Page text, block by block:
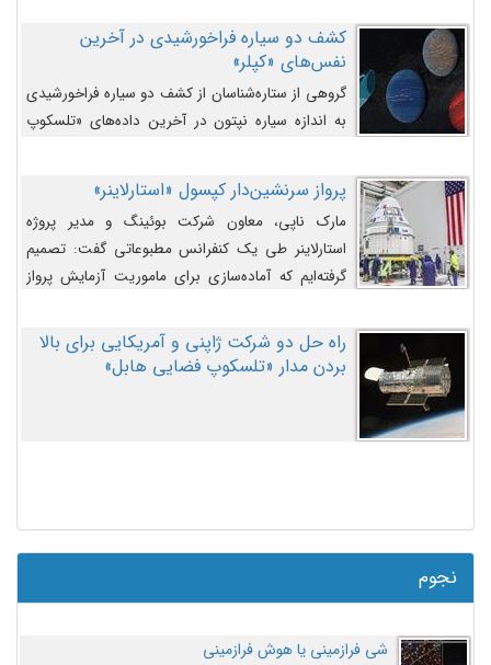
کشف دو سیاره فراخورشیدی در آخرین
نفس‌های «کپلر»
گروهی از ستاره‌شناسان از کشف دو سیاره فراخورشیدی
به اندازه سیاره نپتون در آخرین داده‌های «تلسکوپ
پرواز سرنشین‌دار کپسول «استارلاینر»
مارک ناپی، معاون شرکت بوئینگ و مدیر پروژه
استارلاینر طی یک کنفرانس مطبوعاتی گفت: تصمیم
گرفته‌ایم که آماده‌سازی برای ماموریت آزمایش پرواز
اصلاح کنیم.
راه حل دو شرکت ژاپنی و آمریکایی برای بالا
بردن مدار «تلسکوپ فضایی هابل»
نجوم
شی فرازمینی یا هوش فرازمینی